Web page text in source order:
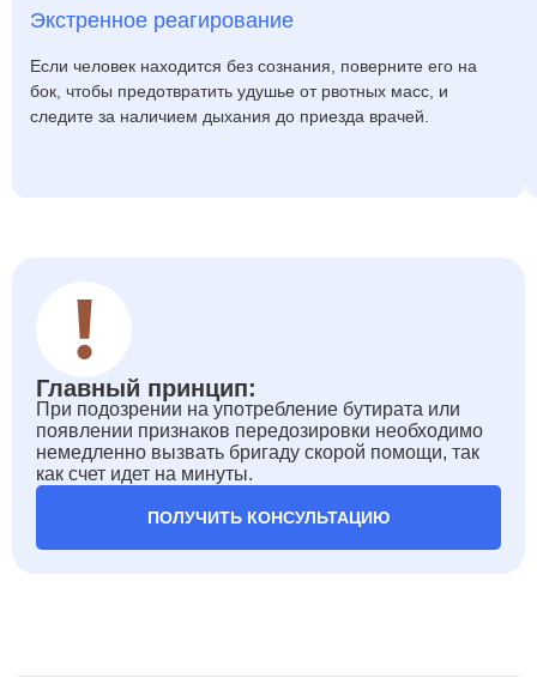
Экстренное реагирование
Если человек находится без сознания, поверните его на
бок, чтобы предотвратить удушье от рвотных масс, и
следите за наличием дыхания до приезда врачей.
Главный принцип:
При подозрении на употребление бутирата или
появлении признаков передозировки необходимо
немедленно вызвать бригаду скорой помощи, так
как счет идет на минуты.
ПОЛУЧИТЬ КОНСУЛЬТАЦИЮ